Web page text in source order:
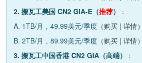
2. 搬瓦工美国 CN2 GIA-E（推荐）
：
A. 1TB/月，49.99美元/季度（购买 | 详情）
B. 2TB/月，89.99美元/季度（购买 | 详情）
3. 搬瓦工中国香港 CN2 GIA（高端）
：